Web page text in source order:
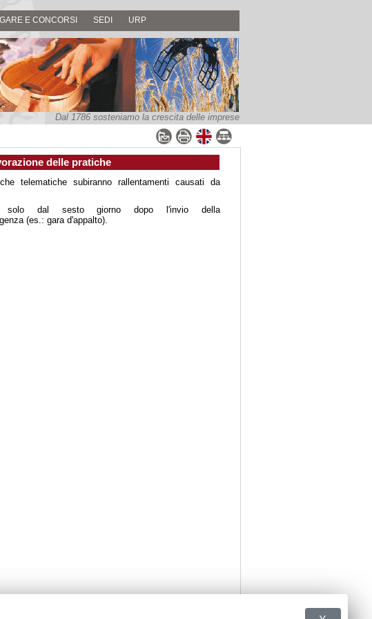
GARE E CONCORSI SEDI URP
Dal 1786 sosteniamo la crescita delle imprese
delle pratiche
telematiche subiranno rallentamenti causati da
solo dal sesto giorno dopo l'invio della
(es.: gara d'appalto).